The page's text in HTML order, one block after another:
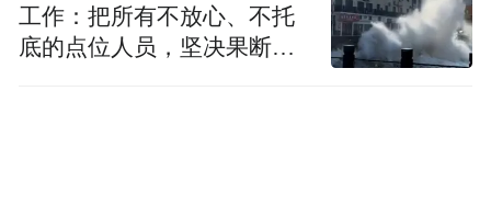
工作：把所有不放心、不托
底的点位人员，坚决果断转